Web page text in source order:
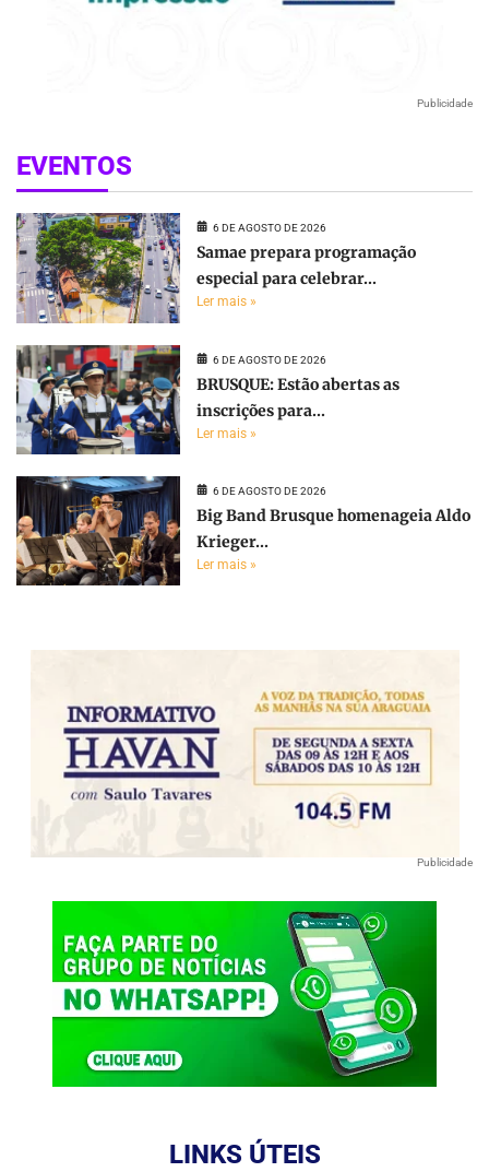
Publicidade
EVENTOS
6 DE AGOSTO DE 2026
Samae prepara programação
especial para celebrar...
Ler mais »
6 DE AGOSTO DE 2026
BRUSQUE: Estão abertas as
inscrições para...
Ler mais »
6 DE AGOSTO DE 2026
Big Band Brusque homenageia Aldo
Krieger...
Ler mais »
Publicidade
LINKS ÚTEIS